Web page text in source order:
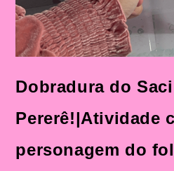
Dobradura do Saci
Pererê!|Atividade
personagem do